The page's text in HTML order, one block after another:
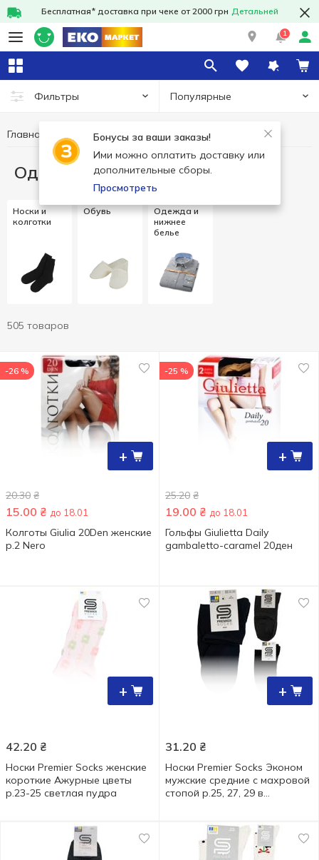
Бесплатная* доставка при чеке от 2000 грн Детальней
1
Фильтры Популярные
Бонусы за ваши заказы!
Ими можно оплатить доставку или
дополнительные сборы.
Просмотреть
Главная Одежда и обувь
Одежда и обувь
Носки и
колготки
Обувь
Одежда и
нижнее
белье
505 товаров
+
-26 %
20.30 ₴
15.00 ₴ до 18.01
Колготы Giulia 20Den женские
р.2 Nero
+
-25 %
25.20 ₴
19.00 ₴ до 18.01
Гольфы Giulietta Daily
gambaletto-caramel 20ден
+
42.20 ₴
Носки Premier Socks женские
короткие Ажурные цветы
р.23-25 светлая пудра
+
31.20 ₴
Носки Premier Socks Эконом
мужские средние с махровой
стопой р.25, 27, 29 в